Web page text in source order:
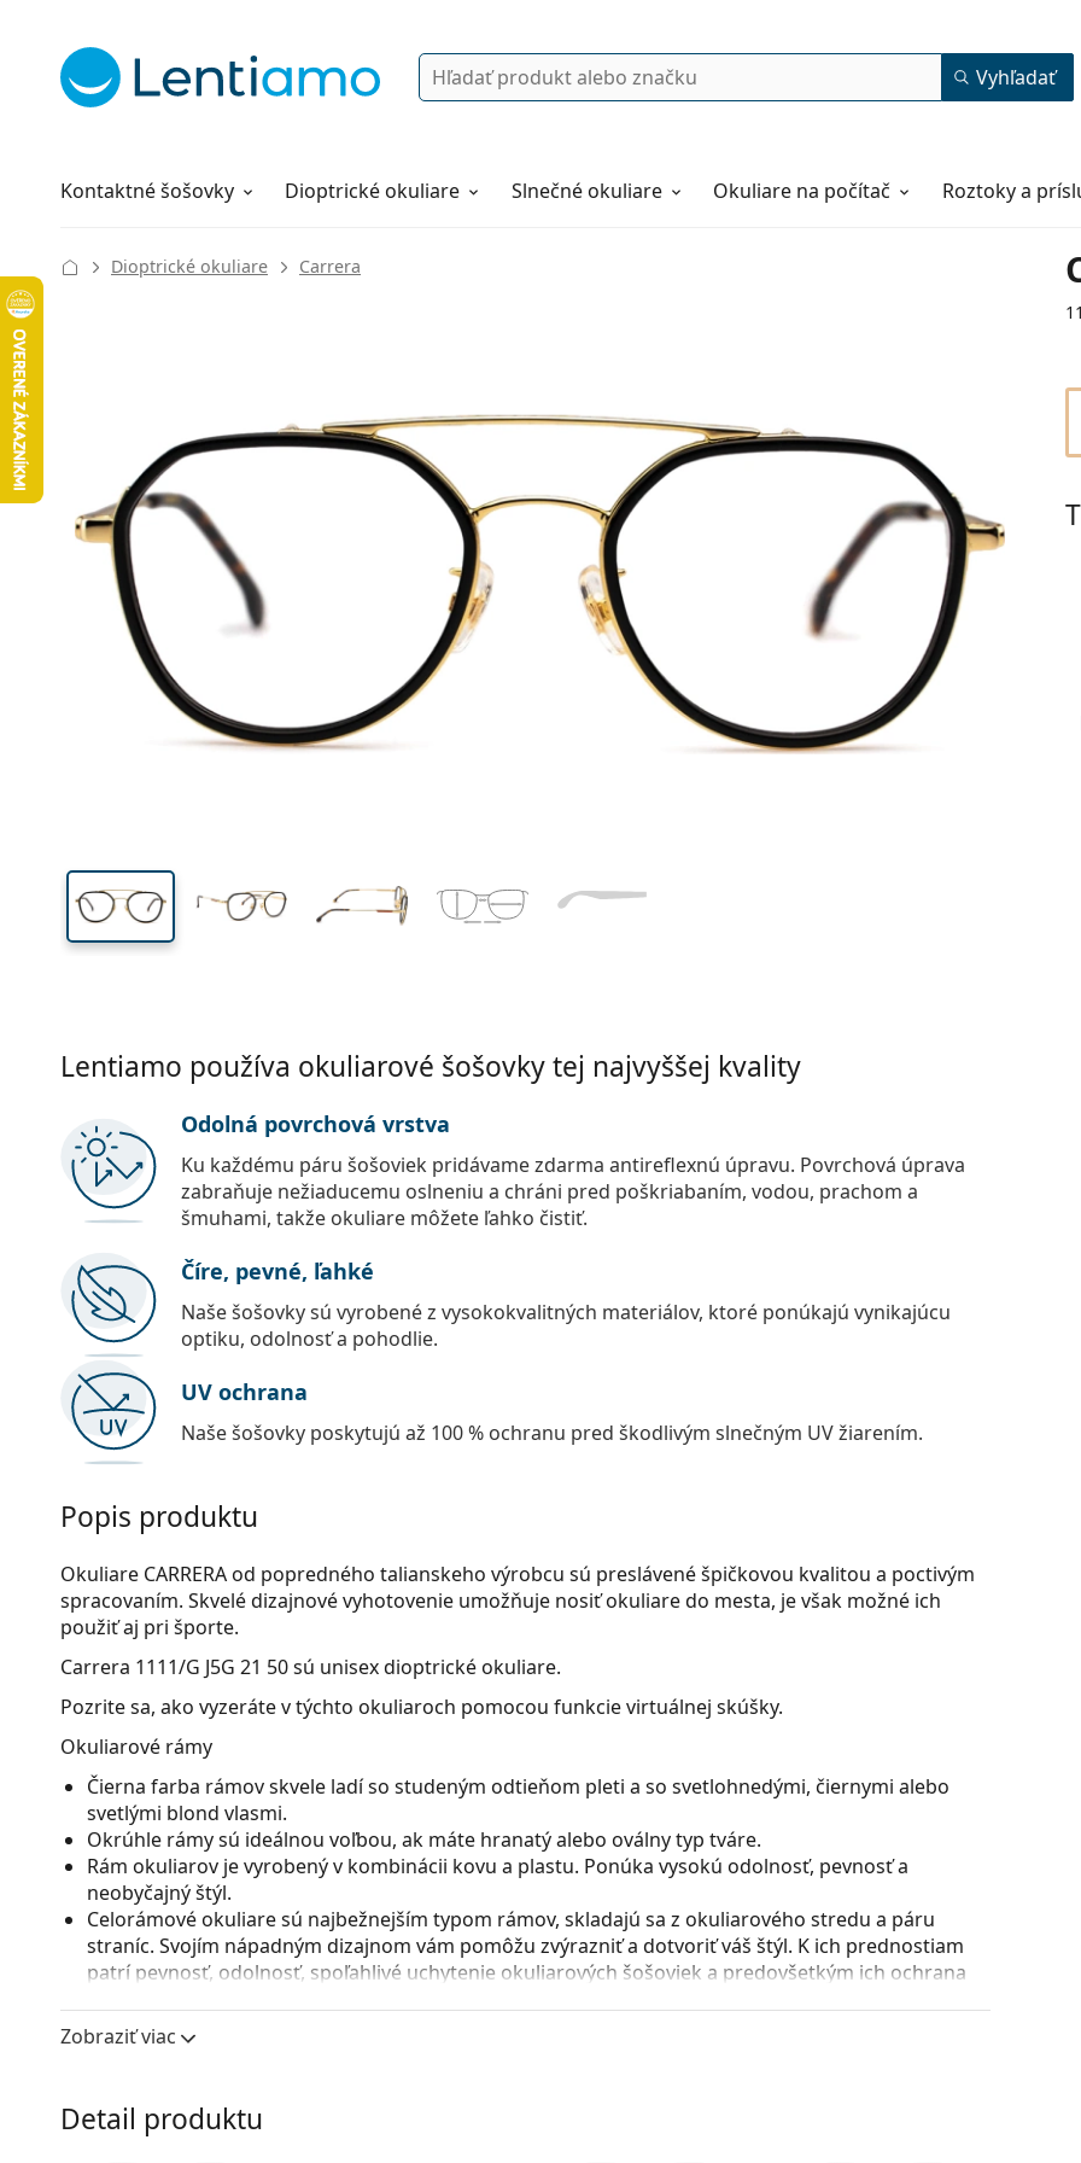
Vyhľadávanie Vyhľadať
Kontaktné šošovky
Roztoky Dioptrické okuliare Slnečné okuliare Okuliare na počítač Roztoky a
Všetko o nákupe
Dioptrické okuliare Carrera
42 mm
Výška očnice
50 mm
Šírka očnice
21
Šírka
mostíka
Lentiamo používa okuliarové šošovky tej najvyššej kvality
Odolná povrchová vrstva
Ku každému páru šošoviek pridávame zdarma antireflexnú úpravu. Povrchová úprava
zabraňuje nežiaducemu oslneniu a chráni pred poškriabaním, vodou, prachom a
šmuhami, takže okuliare môžete ľahko čistiť.
Číre, pevné, ľahké
Naše šošovky sú vyrobené z vysokokvalitných materiálov, ktoré ponúkajú vynikajúcu
optiku, odolnosť a pohodlie.
UV ochrana
Naše šošovky poskytujú až 100 % ochranu pred škodlivým slnečným UV žiarením.
Popis produktu
Okuliare CARRERA od popredného talianskeho výrobcu sú preslávené špičkovou kvalitou a poctivým
spracovaním. Skvelé dizajnové vyhotovenie umožňuje nosiť okuliare do mesta, je však možné ich
použiť aj pri športe.
Carrera 1111/G J5G 21 50sú unisex dioptrické okuliare.
Pozrite sa, ako vyzeráte v týchto okuliaroch pomocou funkcie virtuálnej skúšky.
Okuliarové rámy
Čierna farba rámov skvele ladí so studeným odtieňom pleti a so svetlohnedými, čiernymi alebo
svetlými blond vlasmi.
Okrúhle rámy sú ideálnou voľbou, ak máte hranatý alebo oválny typ tváre.
Rám okuliarov je vyrobený v kombinácii kovu a plastu. Ponúka vysokú odolnosť, pevnosť a
neobyčajný štýl.
Celorámové okuliare sú najbežnejším typom rámov, skladajú sa z okuliarového stredu a páru
straníc. Svojím nápadným dizajnom vám pomôžu zvýrazniť a dotvoriť váš štýl. K ich prednostiam
patrí pevnosť, odolnosť, spoľahlivé uchytenie okuliarových šošoviek a predovšetkým ich ochrana
s vyššou optickou mohutnosťou.
Nastaviteľné sedielka umožňujú jemnú úpravu pozície a usadenie okuliarov. Nosové opierky sa
vykonávať skúsený optik, aby neodbornou manipuláciou nedošlo k ich poškodeniu alebo
zlomeniu.
Zobraziť viac
Detail produktu